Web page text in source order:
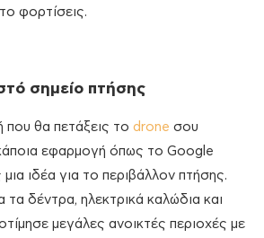
φορτίσεις.
σημείο πτήσης
που θα πετάξεις το drone σου
εφαρμογή όπως το Google
μια ιδέα για το περιβάλλον πτήσης.
δέντρα, ηλεκτρικά καλώδια και
μεγάλες ανοικτές περιοχές με